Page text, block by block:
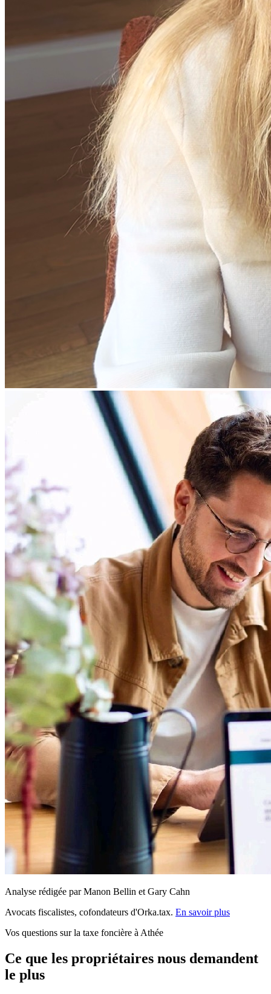
Analyse rédigée par Manon Bellin et Gary Cahn
Avocats fiscalistes, cofondateurs d'Orka.tax. En savoir plus
Vos questions sur la taxe foncière à Athée
Ce que les propriétaires nous demandent
le plus